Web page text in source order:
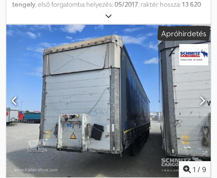
tengely , első forgalomba helyezés:05/2017 , raktér hossza:13 620
2 480 mm
rakodótér térfogata:101 m³, felfüggesztés:levegő, abroncs méret:
385/55 R22,5
, szín:ezüst , Gyártási év:2017 , Felszereltség:ABS,
Önsúly: 6 770 kg, DIN EN 12642 (XL kód) tanúsítvány, Raktér (H S M):
13 620 mm x 2 480 mm x 3 000 mm. Gumiabroncs méret: 385/55
R22.5, Raktérfogat: 101 m³, 1. tengely: , 2. tengely: , 3. tengely: ,
Légrugózás, Aláfutásgátló, Elektronikus fékrendszer (EBS),
Szerszámosláda, Pótkeréktartó (2 db), Rögzített kitámasztó,
Tolótető, Elektromos csatlakozó 1x15- és 2x7-pólusú, Antispray,
Vámzár, Hidraulikus emelhető tető. Csdpfx Aozrqd Ueftjrf
Apróhirdetés
1 / 9